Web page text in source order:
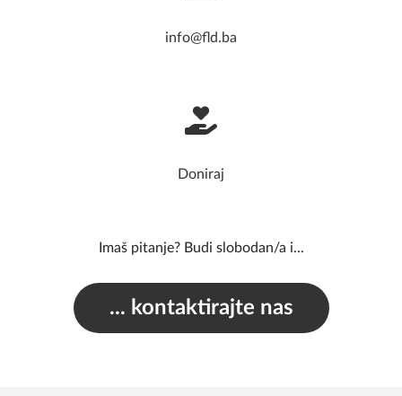
info@fld.ba
Doniraj
Imaš pitanje? Budi slobodan/a i...
... kontaktirajte nas